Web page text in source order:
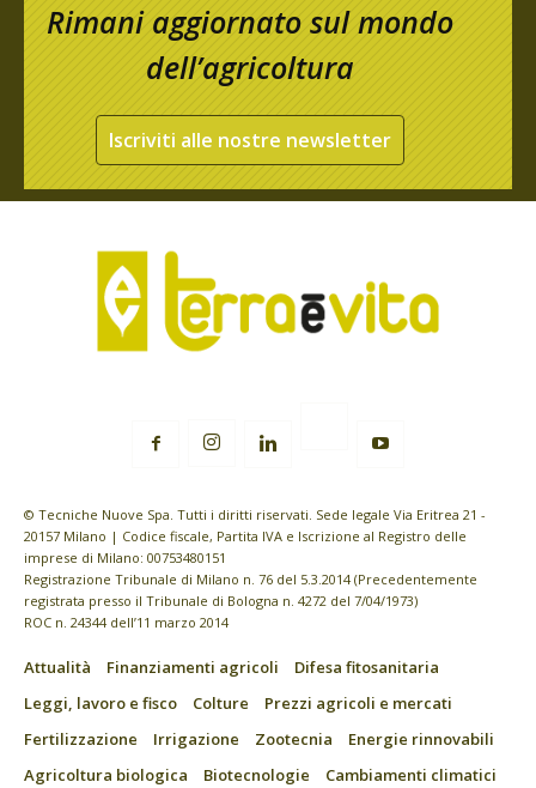
Rimani aggiornato sul mondo
dell’agricoltura
Iscriviti alle nostre newsletter
© Tecniche Nuove Spa. Tutti i diritti riservati. Sede legale Via Eritrea 21 -
20157 Milano | Codice fiscale, Partita IVA e Iscrizione al Registro delle
imprese di Milano: 00753480151
Registrazione Tribunale di Milano n. 76 del 5.3.2014 (Precedentemente
registrata presso il Tribunale di Bologna n. 4272 del 7/04/1973)
ROC n. 24344 dell’11 marzo 2014
Attualità Finanziamenti agricoli
Difesa fitosanitaria
Leggi, lavoro e fisco
Colture
Prezzi agricoli e mercati
Fertilizzazione
Irrigazione Zootecnia
Energie rinnovabili
Agricoltura biologica
Biotecnologie
Cambiamenti climatici